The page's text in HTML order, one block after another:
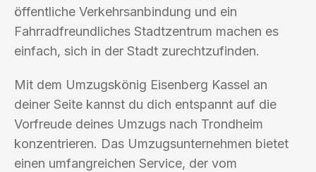
öffentliche Verkehrsanbindung und ein
Fahrradfreundliches Stadtzentrum machen es
einfach, sich in der Stadt zurechtzufinden.
Mit dem Umzugskönig Eisenberg Kassel an
deiner Seite kannst du dich entspannt auf die
Vorfreude deines Umzugs nach Trondheim
konzentrieren. Das Umzugsunternehmen bietet
einen umfangreichen Service, der vom